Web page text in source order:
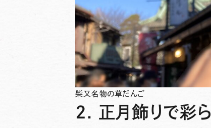
柴又名物の草だんご
2. 正月飾りで彩